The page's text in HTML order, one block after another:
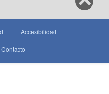
Accesibilidad
Contacto